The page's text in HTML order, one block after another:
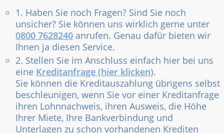
1. Haben Sie noch Fragen? Sind Sie noch
unsicher? Sie können uns wirklich gerne unter
0800 7628240 anrufen. Genau dafür bieten wir
Ihnen ja diesen Service.
2. Stellen Sie im Anschluss einfach hier bei uns
eine Kreditanfrage (hier klicken).
Sie können die Kreditauszahlung übrigens selbst
beschleunigen, wenn Sie vor einer Kreditanfrage
ihren Lohnnachweis, ihren Ausweis, die Höhe
Ihrer Miete, Ihre Bankverbindung und
Unterlagen zu schon vorhandenen Krediten